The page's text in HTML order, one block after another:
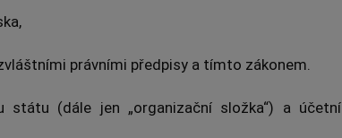
právními předpisy a tímto zákonem.
státu (dále jen „organizační složka“) a účetní